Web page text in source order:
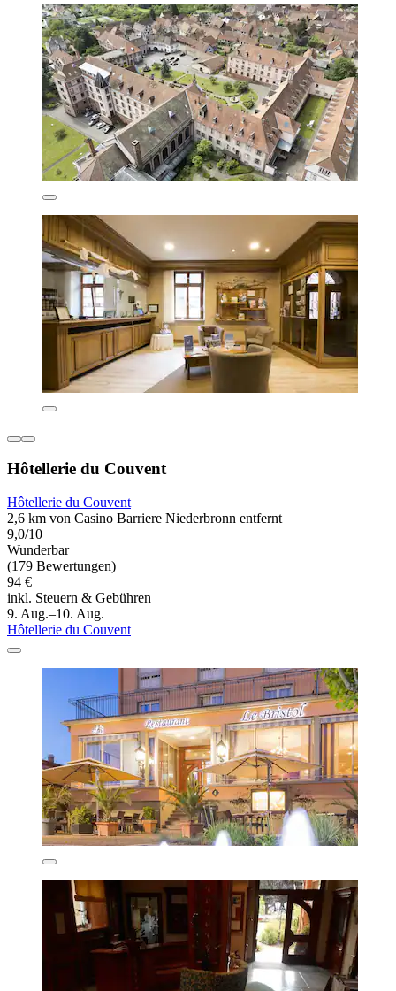
Hôtellerie du Couvent
Hôtellerie du Couvent
2,6 km von Casino Barriere Niederbronn entfernt
9,0/10
Wunderbar
(179 Bewertungen)
94 €
inkl. Steuern & Gebühren
9. Aug.–10. Aug.
Hôtellerie du Couvent